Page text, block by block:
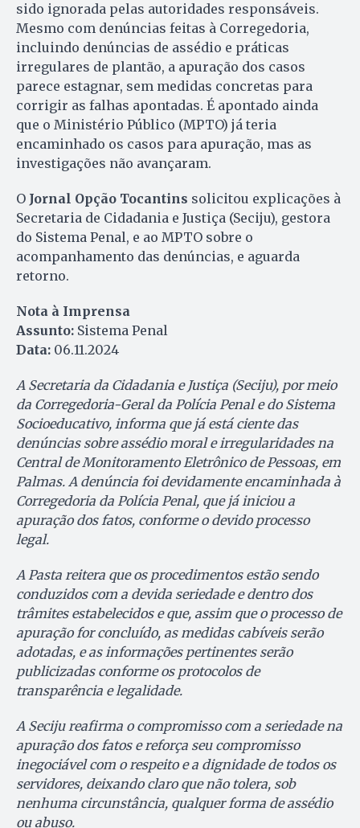
sido ignorada pelas autoridades responsáveis.
Mesmo com denúncias feitas à Corregedoria,
incluindo denúncias de assédio e práticas
irregulares de plantão, a apuração dos casos
parece estagnar, sem medidas concretas para
corrigir as falhas apontadas. É apontado ainda
que o Ministério Público (MPTO) já teria
encaminhado os casos para apuração, mas as
investigações não avançaram.
O Jornal Opção Tocantins solicitou explicações à
Secretaria de Cidadania e Justiça (Seciju), gestora
do Sistema Penal, e ao MPTO sobre o
acompanhamento das denúncias, e aguarda
retorno.
Nota à Imprensa
Assunto: Sistema Penal
Data: 06.11.2024
A Secretaria da Cidadania e Justiça (Seciju), por meio
da Corregedoria-Geral da Polícia Penal e do Sistema
Socioeducativo, informa que já está ciente das
denúncias sobre assédio moral e irregularidades na
Central de Monitoramento Eletrônico de Pessoas, em
Palmas. A denúncia foi devidamente encaminhada à
Corregedoria da Polícia Penal, que já iniciou a
apuração dos fatos, conforme o devido processo
legal.
A Pasta reitera que os procedimentos estão sendo
conduzidos com a devida seriedade e dentro dos
trâmites estabelecidos e que, assim que o processo de
apuração for concluído, as medidas cabíveis serão
adotadas, e as informações pertinentes serão
publicizadas conforme os protocolos de
transparência e legalidade.
A Seciju reafirma o compromisso com a seriedade na
apuração dos fatos e reforça seu compromisso
inegociável com o respeito e a dignidade de todos os
servidores, deixando claro que não tolera, sob
nenhuma circunstância, qualquer forma de assédio
ou abuso.